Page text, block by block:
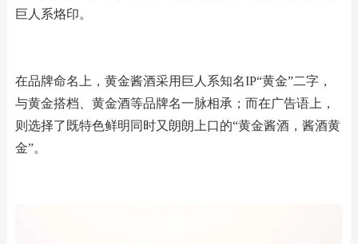
巨人系烙印。
在品牌命名上，黄金酱酒采用巨人系知名IP“黄金”二字，
与黄金搭档、黄金酒等品牌名一脉相承；而在广告语上，
则选择了既特色鲜明同时又朗朗上口的“黄金酱酒，酱酒黄
金”。